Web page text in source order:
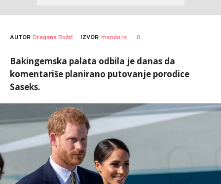
AUTOR Dragana Božić IZVOR mondo.rs 0
Bakingemska palata odbila je danas da
komentariše planirano putovanje porodice
Saseks.